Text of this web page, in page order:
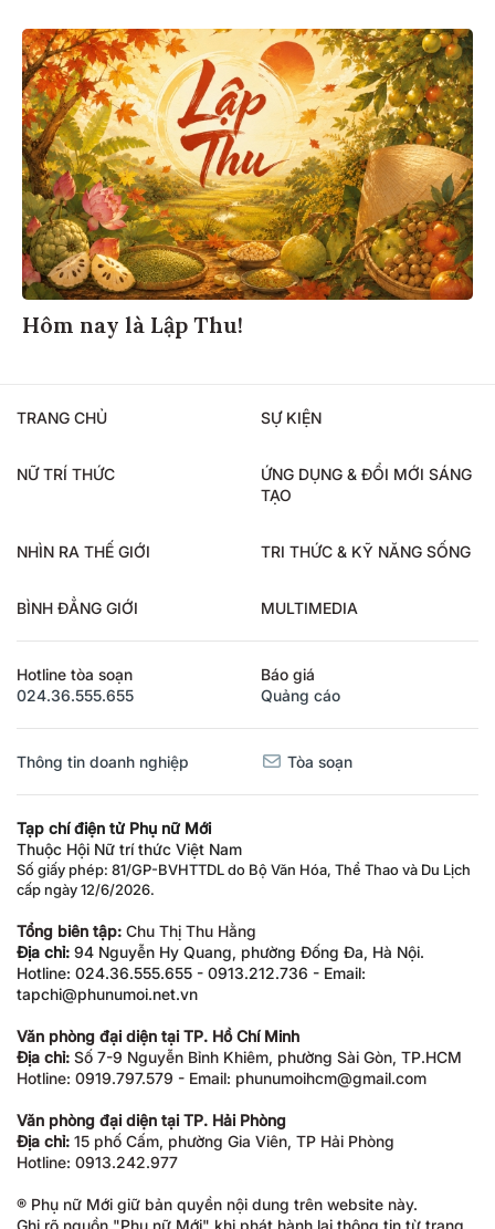
Hôm nay là Lập Thu!
TRANG CHỦ SỰ KIỆN
NỮ TRÍ THỨC
ỨNG DỤNG & ĐỔI MỚI SÁNG
TẠO
NHÌN RA THẾ GIỚI TRI THỨC & KỸ NĂNG SỐNG
BÌNH ĐẲNG GIỚI MULTIMEDIA
Hotline tòa soạn
024.36.555.655
Báo giá
Quảng cáo
Thông tin doanh nghiệp Tòa soạn
Tạp chí điện tử Phụ nữ Mới
Thuộc Hội Nữ trí thức Việt Nam
Số giấy phép: 81/GP-BVHTTDL do Bộ Văn Hóa, Thể Thao và Du Lịch
cấp ngày 12/6/2026.
Tổng biên tập: Chu Thị Thu Hằng
Địa chỉ: 94 Nguyễn Hy Quang, phường Đống Đa, Hà Nội.
Hotline: 024.36.555.655 - 0913.212.736 - Email:
tapchi@phunumoi.net.vn
Văn phòng đại diện tại TP. Hồ Chí Minh
Địa chỉ: Số 7-9 Nguyễn Bỉnh Khiêm, phường Sài Gòn, TP.HCM
Hotline: 0919.797.579 - Email: phunumoihcm@gmail.com
Văn phòng đại diện tại TP. Hải Phòng
Địa chỉ: 15 phố Cấm, phường Gia Viên, TP Hải Phòng
Hotline: 0913.242.977
® Phụ nữ Mới giữ bản quyền nội dung trên website này.